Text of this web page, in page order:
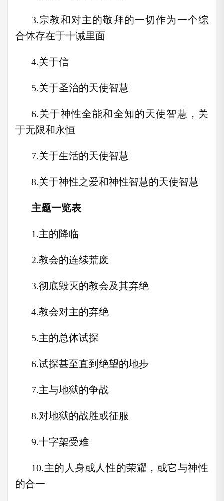
3.宗教和对主的敬拜的一切作为一个综
合体存在于十诫里面
4.关于信
5.关于圣治的天使智慧
6.关于神性全能和全知的天使智慧，关
于无限和永恒
7.关于生活的天使智慧
8.关于神性之爱和神性智慧的天使智慧
主题一览表
1.主的降临
2.教会的连续荒废
3.彻底毁灭的教会及其弃绝
4.教会对主的弃绝
5.主的总体试探
6.试探甚至直到绝望的地步
7.主与地狱的争战
8.对地狱的战胜或征服
9.十字架受难
10.主的人身或人性的荣耀，或它与神性
的合一